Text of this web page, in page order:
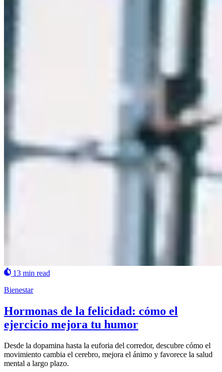
13 min read
Bienestar
Hormonas de la felicidad: cómo el
ejercicio mejora tu humor
Desde la dopamina hasta la euforia del corredor, descubre cómo el
movimiento cambia el cerebro, mejora el ánimo y favorece la salud
mental a largo plazo.